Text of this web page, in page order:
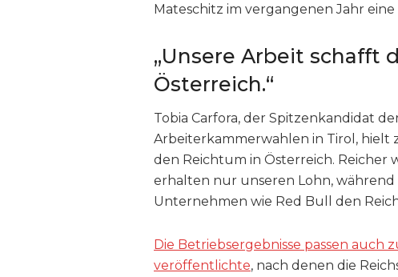
Mateschitz im vergangenen Jahr
„Unsere Arbeit schafft
Österreich.“
Tobia Carfora, der Spitzenkandidat
Arbeiterkammerwahlen in Tirol, hielt
den Reichtum in Österreich. Reicher
erhalten nur unseren Lohn,
Unternehmen wie Red Bull den
Die Betriebsergebnisse passen auch
veröffentlichte, nach denen die